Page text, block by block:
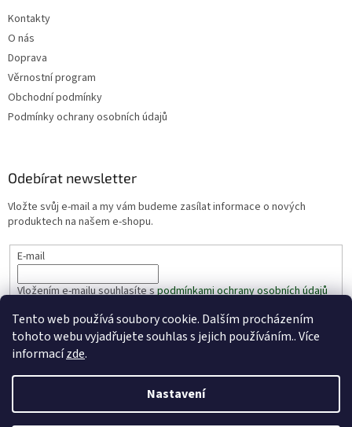
Tento web používá soubory cookie. Dalším procházením
tohoto webu vyjadřujete souhlas s jejich používáním.. Více
informacízde.
Nastavení
Kontakty
O nás
Doprava
Věrnostní program
Obchodní podmínky
Podmínky ochrany osobních údajů
Odebírat newsletter
Vložte svůj e-mail a my vám budeme zasílat informace o nových
produktech na našem e-shopu.
E-mail
Vložením e-mailu souhlasíte spodmínkami ochrany osobních údajů
PŘIHLÁSIT SE
Vytvořil Shoptet